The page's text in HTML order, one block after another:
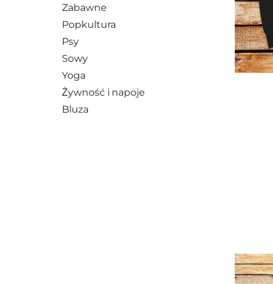
Zabawne
Popkultura
Psy
Sowy
Yoga
Żywność i napoje
Bluza